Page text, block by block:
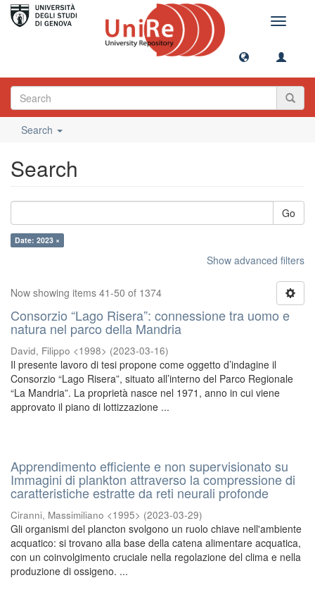
Toggle
Search
Search
Go
Date: 2023 ×
Show advanced filters
Now showing items 41-50 of 1374
Consorzio “Lago Risera”: connessione tra uomo e
natura nel parco della Mandria
David, Filippo <1998> (2023-03-16)
Il presente lavoro di tesi propone come oggetto d’indagine il
Consorzio “Lago Risera”, situato all’interno del Parco Regionale
“La Mandria”. La proprietà nasce nel 1971, anno in cui viene
approvato il piano di lottizzazione ...
Apprendimento efficiente e non supervisionato su
Immagini di plankton attraverso la compressione di
caratteristiche estratte da reti neurali profonde
Ciranni, Massimiliano <1995> (2023-03-29)
Gli organismi del plancton svolgono un ruolo chiave nell'ambiente
acquatico: si trovano alla base della catena alimentare acquatica,
con un coinvolgimento cruciale nella regolazione del clima e nella
produzione di ossigeno. ...